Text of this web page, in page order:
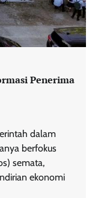
Penerima
dalam
berfokus
semata,
ekonomi